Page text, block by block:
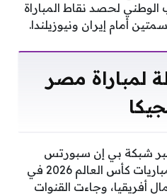
الوطني لحصد نقاط المباراة
أمام إيران ونيوزيلندا.
لمباراة مصر
شبكة بي إن سبورتس
القطرية، الناقل الحصري لمباريات كأس العالم 2026 في
أفريقيا، وجاءت القنوات